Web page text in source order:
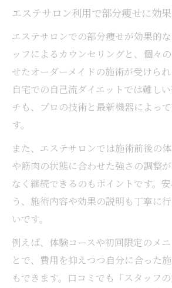
エステサロン利用で部分痩せに効
エステサロンでの部分痩せが効果的
ッフによるカウンセリングと、個々
せたオーダーメイドの施術が受けられ
自宅での自己流ダイエットでは難し
チも、プロの技術と最新機器によっ
す。
また、エステサロンでは施術前後の
や筋肉の状態に合わせた強さの調整
なく継続できるのもポイントです。
う、施術内容や効果の説明も丁寧に
いです。
例えば、体験コースや初回限定のメ
とで、費用を抑えつつ自分に合った
もできます。口コミでも「スタッフ